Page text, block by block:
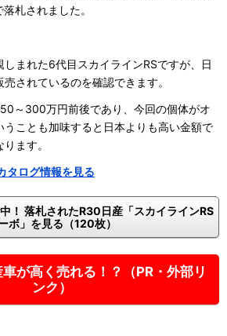
札されました。
まれた6代目スカイラインRSですが、日
されているのを確認できます。
～300万円前後であり、今回の個体がオ
うことも加味すると日本よりも高い金額で
ます。
タログ情報を見る
！ 落札されたR30日産「スカイラインRS
ボ」を見る（120枚）
車が高く売れる！？（PR・外部リ
ンク）